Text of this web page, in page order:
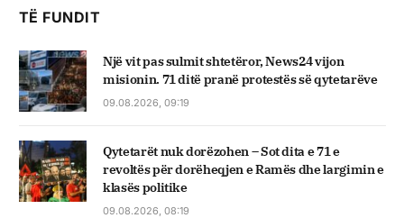
TË FUNDIT
Një vit pas sulmit shtetëror, News24 vijon
misionin. 71 ditë pranë protestës së qytetarëve
09.08.2026, 09:19
Qytetarët nuk dorëzohen – Sot dita e 71 e
revoltës për dorëheqjen e Ramës dhe largimin e
klasës politike
09.08.2026, 08:19